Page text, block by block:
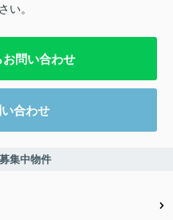
い。
お問い合わせ
合わせ
集中物件